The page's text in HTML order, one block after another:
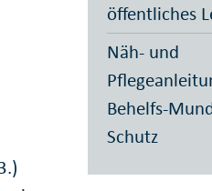
öffentliches
Näh- und
Behelfs-
Schutz